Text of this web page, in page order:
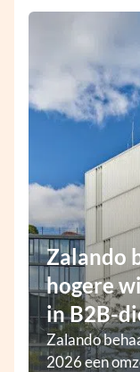
Zalando
hogere
in B2B-
Zalando
2026 een